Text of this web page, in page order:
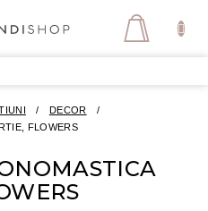
COŞ
/ DECOR
/
FLOWERS